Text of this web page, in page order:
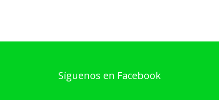
Síguenos en Facebook